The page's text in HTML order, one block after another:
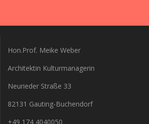
Hon.Prof. Meike Weber
Architektin Kulturmanagerin
Neurieder Straße 33
82131 Gauting-Buchendorf
+49 174 4040050